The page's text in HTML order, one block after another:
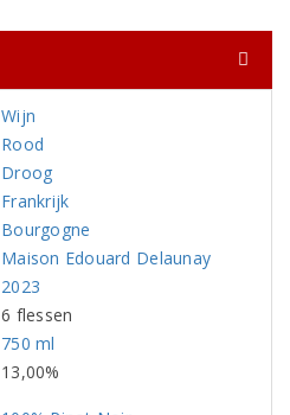
Wijn
Rood
Droog
Frankrijk
Bourgogne
Maison Edouard Delaunay
2023
6 flessen
750 ml
13,00%